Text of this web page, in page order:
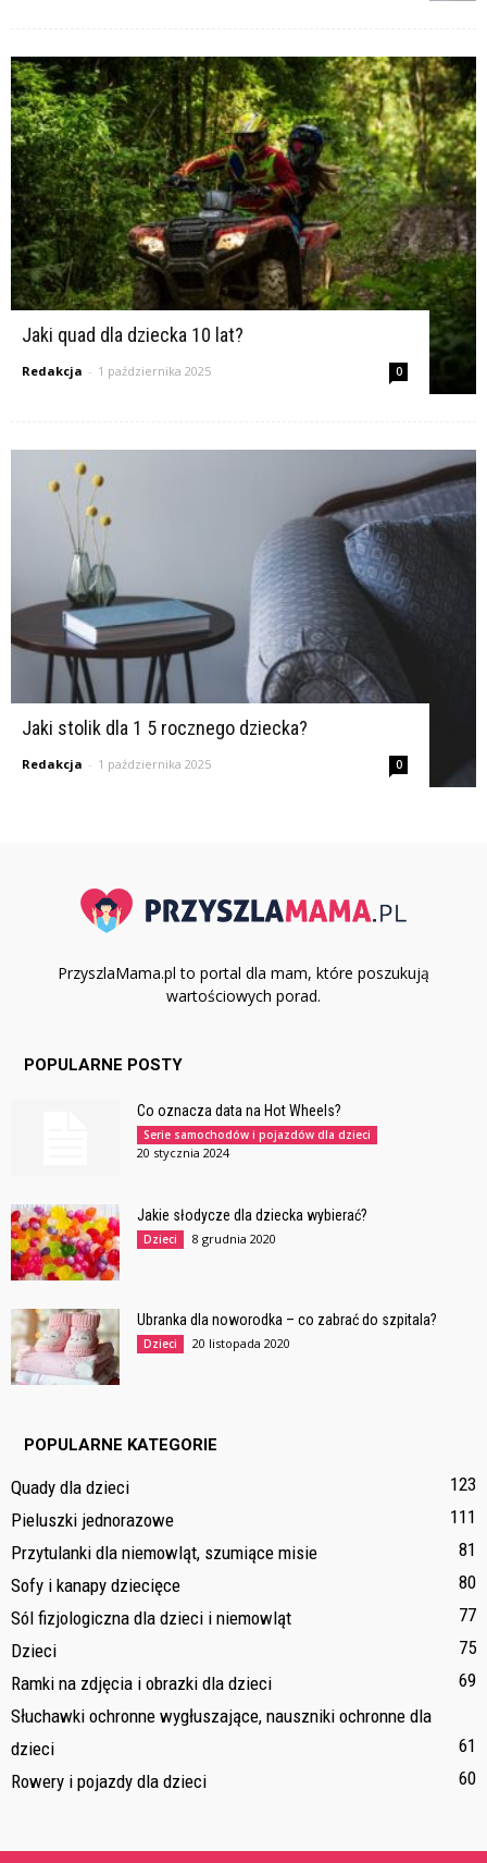
Jaki quad dla dziecka 10 lat?
Redakcja - 1 października 2025 0
Jaki stolik dla 1 5 rocznego dziecka?
Redakcja - 1 października 2025 0
PrzyszlaMama.pl to portal dla mam, które poszukują
wartościowych porad.
POPULARNE POSTY
Co oznacza data na Hot Wheels?
Serie samochodów i pojazdów dla dzieci
20 stycznia 2024
Jakie słodycze dla dziecka wybierać?
Dzieci 8 grudnia 2020
Ubranka dla noworodka – co zabrać do szpitala?
Dzieci 20 listopada 2020
POPULARNE KATEGORIE
Quady dla dzieci
123
Pieluszki jednorazowe
111
Przytulanki dla niemowląt, szumiące misie
81
Sofy i kanapy dziecięce
80
Sól fizjologiczna dla dzieci i niemowląt
77
Dzieci
75
Ramki na zdjęcia i obrazki dla dzieci
69
Słuchawki ochronne wygłuszające, nauszniki ochronne dla
dzieci
61
Rowery i pojazdy dla dzieci
60